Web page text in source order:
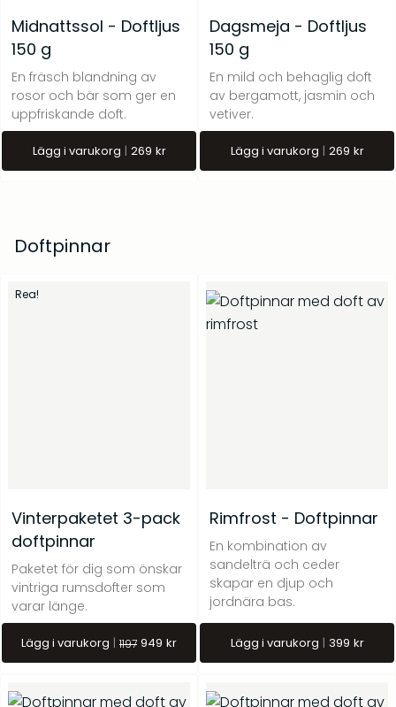
Midnattssol - Doftljus
150 g
En fräsch blandning av
rosor och bär som ger en
uppfriskande doft.
Lägg i varukorg 269 kr
Dagsmeja - Doftljus
150 g
En mild och behaglig doft
av bergamott, jasmin och
vetiver.
Lägg i varukorg 269 kr
Doftpinnar
Rea!
Vinterpaketet 3-pack
doftpinnar
Paketet för dig som önskar
vintriga rumsdofter som
varar länge.
Lägg i varukorg 1197 949 kr
Rimfrost - Doftpinnar
En kombination av
sandelträ och ceder
skapar en djup och
jordnära bas.
Lägg i varukorg 399 kr